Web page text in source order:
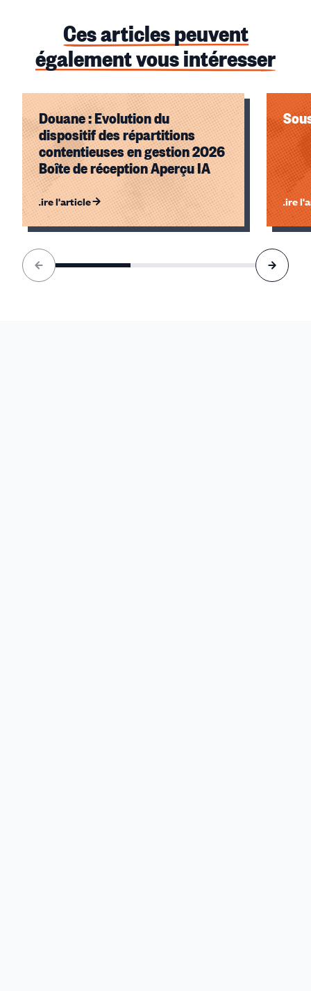
Ces articles peuvent
également vous intéresser
Douane : Evolution du
dispositif des répartitions
contentieuses en gestion 2026
Boîte de réception Aperçu IA
Lire l'article Lire